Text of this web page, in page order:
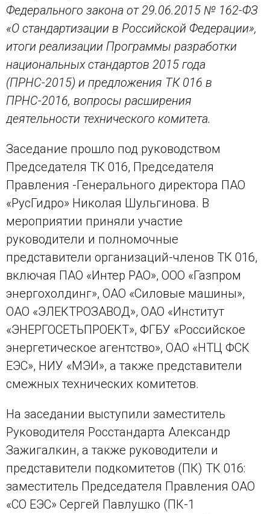
Федерального закона от 29.06.2015 № 162-ФЗ
«О стандартизации в Российской Федерации»,
итоги реализации Программы разработки
национальных стандартов 2015 года
(ПРНС-2015) и предложения ТК 016 в
ПРНС-2016, вопросы расширения
деятельности технического комитета.
Заседание прошло под руководством
Председателя ТК 016, Председателя
Правления -Генерального директора ПАО
«РусГидро» Николая Шульгинова. В
мероприятии приняли участие
руководители и полномочные
представители организаций-членов ТК 016,
включая ПАО «Интер РАО», ООО «Газпром
энергохолдинг», ОАО «Силовые машины»,
ОАО «ЭЛЕКТРОЗАВОД», ОАО «Институт
«ЭНЕРГОСЕТЬПРОЕКТ», ФГБУ «Российское
энергетическое агентство», ОАО «НТЦ ФСК
ЕЭС», НИУ «МЭИ», а также представители
смежных технических комитетов.
На заседании выступили заместитель
Руководителя Росстандарта Александр
Зажигалкин, а также руководители и
представители подкомитетов (ПК) ТК 016:
заместитель Председателя Правления ОАО
«СО ЕЭС» Сергей Павлушко (ПК-1